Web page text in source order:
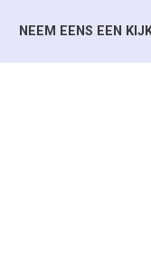
NEEM EENS EEN